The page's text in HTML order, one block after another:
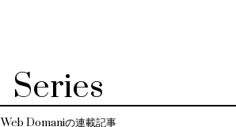
Series
Web Domaniの連載記事